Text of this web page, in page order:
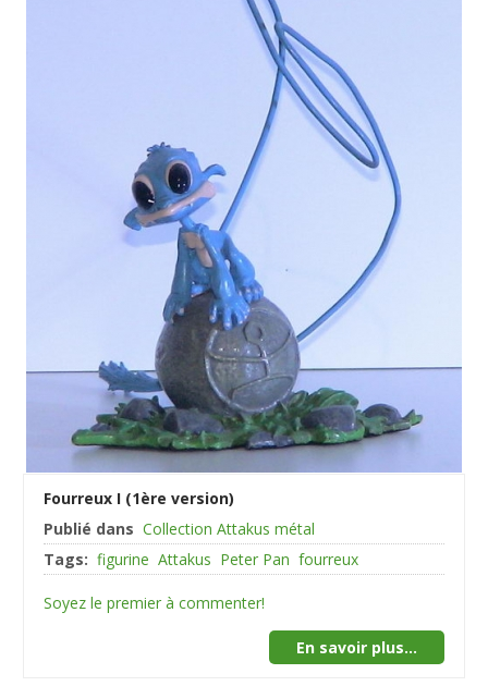
Fourreux I (1ère version)
Publié dans Collection Attakus métal
Tags: figurine Attakus Peter Pan fourreux
Soyez le premier à commenter!
En savoir plus...